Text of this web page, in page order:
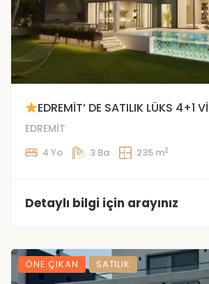
EDREMİT’ DE SATILIK LÜKS 4+1
EDREMİT
4 Yo 3 Ba 235 m2
Detaylı bilgi için arayınız
ÖNE ÇIKAN SATILIK